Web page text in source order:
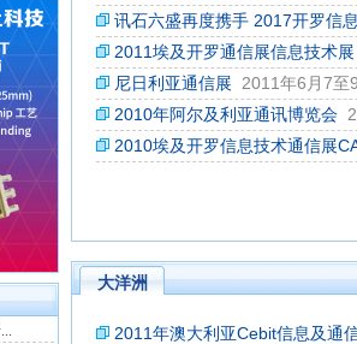
讯石六盛再度携手 2017开罗信
2011埃及开罗通信展信息技术展
尼日利亚通信展
2011年6月7至
2010年阿尔及利亚通讯博览会
2010埃及开罗信息技术通信展
大洋洲
2011年澳大利亚Cebit信息及通